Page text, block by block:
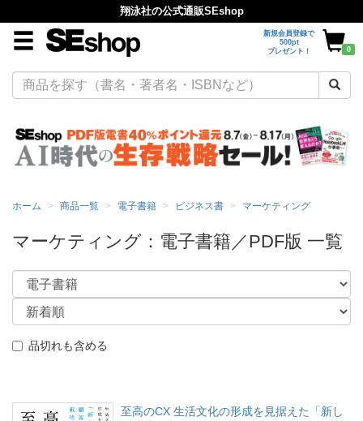
翔泳社の公式通販SEshop
新規会員登録で
500pt
プレゼント！
0
ホーム 商品一覧 電子書籍 ビジネス書 マーケティング
マーケティング：電子書籍／PDF版 一覧
品切れも含める
至高のCX 生活文化の形成を見据えた「新し